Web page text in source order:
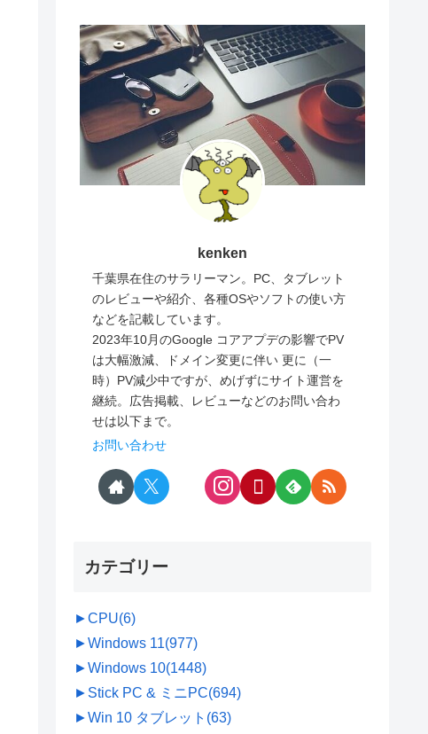
kenken
千葉県在住のサラリーマン。PC、タブレット
のレビューや紹介、各種OSやソフトの使い方
などを記載しています。
2023年10月のGoogle コアアプデの影響でPV
は大幅激減、ドメイン変更に伴い 更に（一
時）PV減少中ですが、めげずにサイト運営を
継続。広告掲載、レビューなどのお問い合わ
せは以下まで。
お問い合わせ
カテゴリー
►CPU(6)
►Windows 11(977)
►Windows 10(1448)
► Stick PC & ミニPC(694)
►Win 10 タブレット (63)